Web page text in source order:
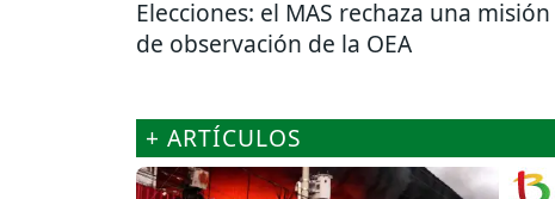
Elecciones: el MAS rechaza una misión
de observación de la OEA
+ ARTÍCULOS